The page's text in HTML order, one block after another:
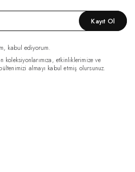
Kayıt Ol
kabul ediyorum.
etkinliklerimize ve
almayı kabul etmiş olursunuz.